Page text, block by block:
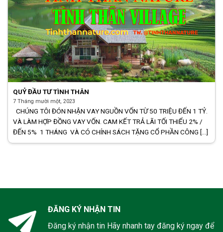
QUỶ ĐẦU TƯ TÌNH THÂN
7 Tháng mười một, 2023
CHÚNG TÔI ĐÓN NHẬN VAY NGUỒN VỐN TỪ 50 TRIỆU ĐẾN 1 TỶ.
VÀ LÀM HỢP ĐỒNG VAY VỐN. CAM KẾT TRẢ LÃI TỐI THIỂU 2% /
ĐẾN 5% 1 THÁNG VÀ CÓ CHÍNH SÁCH TẶNG CỔ PHẦN CÔNG [...]
ĐĂNG KÝ NHẬN TIN
Đăng ký nhận tin Hãy nhanh tay đăng ký ngay để